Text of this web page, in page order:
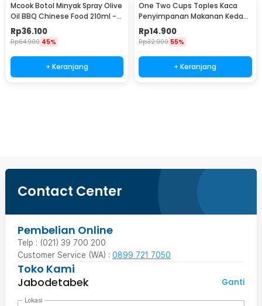
Mcook Botol Minyak Spray Olive
Oil BBQ Chinese Food 210ml -
M2194
Rp36.100
Rp64.900 45%
+ Keranjang
One Two Cups Toples Kaca
Penyimpanan Makanan Kedap
Udara Glass Jar 410ml - GH1270
Rp14.900
Rp32.900 55%
+ Keranjang
Contact Center
Pembelian Online
Telp : (021) 39 700 200
Customer Service (WA) : 0899 721 7050
Toko Kami
Jabodetabek
Ganti
Lokasi